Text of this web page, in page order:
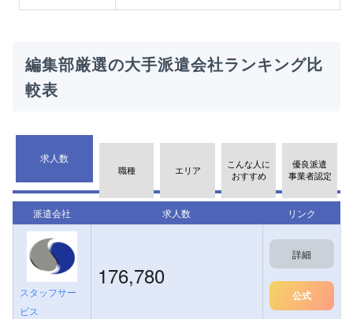
編集部厳選の大手派遣会社ランキング比
較表
求人数
職種 エリア
こんな人に
おすすめ
優良派遣
事業者認定
派遣会社 求人数 リンク
スタッフサー
ビス
176,780
詳細
公式